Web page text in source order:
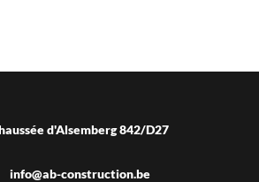
d'Alsemberg 842/D27
info@ab-construction.be